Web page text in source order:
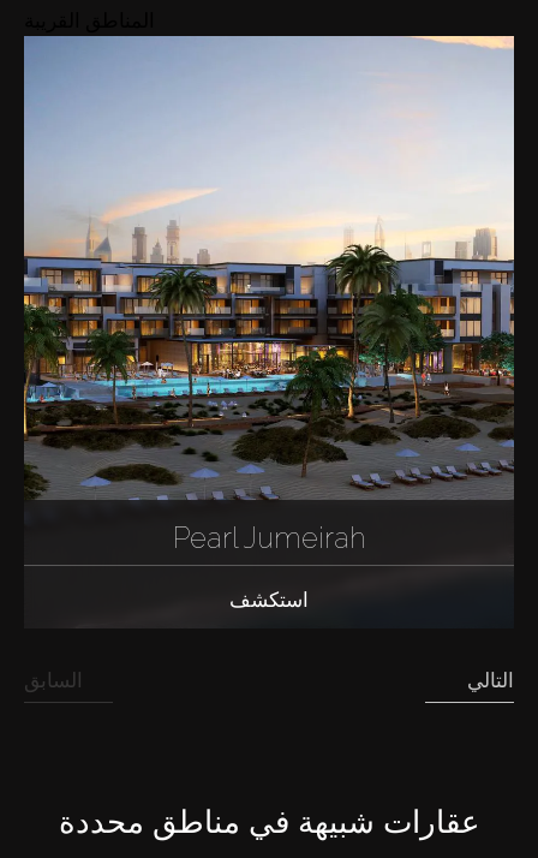
Pearl Jumeirah
استكشف
السابق التالي
عقارات شبيهة في مناطق محددة